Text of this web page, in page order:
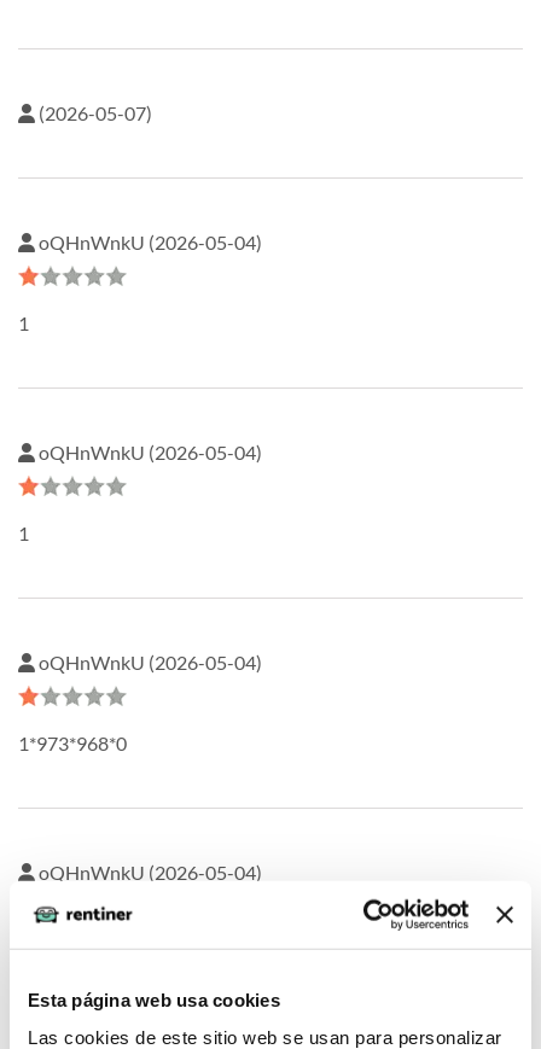
Esta página web usa cookies
Las cookies de este sitio web se usan para personalizar
(2026-05-07)
oQHnWnkU (2026-05-04)
1
oQHnWnkU (2026-05-04)
1
oQHnWnkU (2026-05-04)
1*973*968*0
oQHnWnkU (2026-05-04)
DNHgzm0w